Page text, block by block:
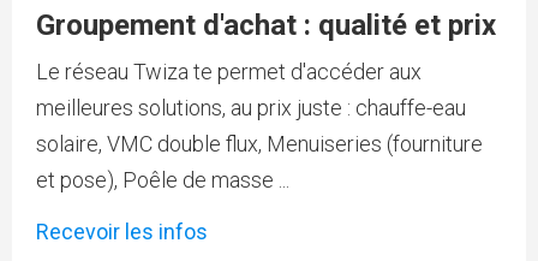
Groupement d'achat : qualité et prix
Le réseau Twiza te permet d'accéder aux
meilleures solutions, au prix juste : chauffe-eau
solaire, VMC double flux, Menuiseries (fourniture
et pose), Poêle de masse ...
Recevoir les infos